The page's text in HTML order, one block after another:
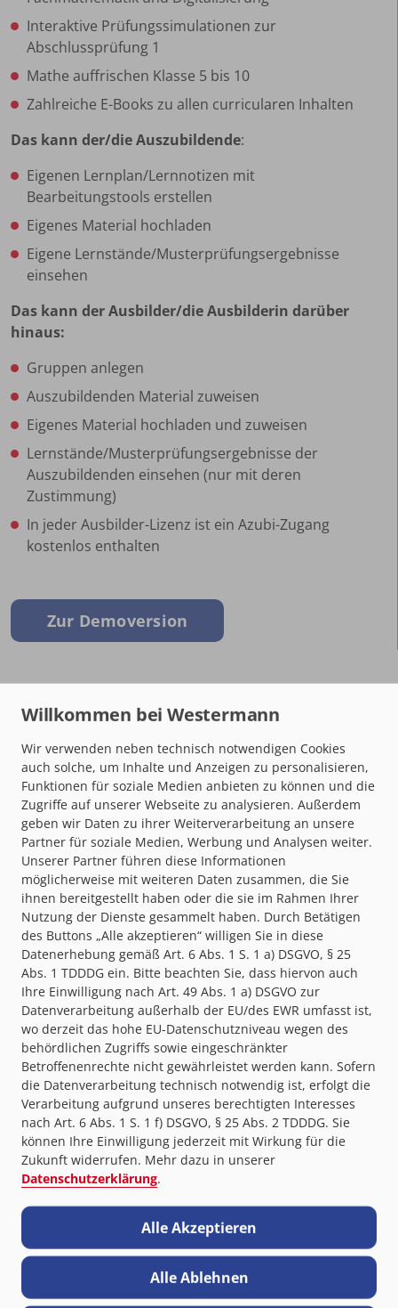
Interaktive Prüfungssimulationen zur
Abschlussprüfung 1
Mathe auffrischen Klasse 5 bis 10
Zahlreiche E-Books zu allen curricularen Inhalten
Das kann der/die Auszubildende:
Eigenen Lernplan/Lernnotizen mit
Bearbeitungstools erstellen
Eigenes Material hochladen
Eigene Lernstände/Musterprüfungsergebnisse
einsehen
Das kann der Ausbilder/die Ausbilderin darüber
hinaus:
Gruppen anlegen
Auszubildenden Material zuweisen
Eigenes Material hochladen und zuweisen
Lernstände/Musterprüfungsergebnisse der
Auszubildenden einsehen (nur mit deren
Zustimmung)
In jeder Ausbilder-Lizenz ist ein Azubi-Zugang
kostenlos enthalten
Zur Demoversion
Das digitale
Ausbildungspaket
Grundbildung:
Industriemechaniker/-in
Jahreslizenz(en)
99€ pro Person und Jahr
In den Warenkorb legen
Zum Kauf wird ein Westermann-Konto benötigt, das Sie im
Kaufprozess anlegen können.
Mögliche Zahlungsarten:
Rechnung
PayPal
Kreditkarte
Bankeinzug
Themen im Ausbildungspaket
Industriemechaniker/in
Wir verwenden neben technisch notwendigen Cookies
auch solche, um Inhalte und Anzeigen zu personalisieren,
Funktionen für soziale Medien anbieten zu können und die
Zugriffe auf unserer Webseite zu analysieren. Außerdem
geben wir Daten zu ihrer Weiterverarbeitung an unsere
Partner für soziale Medien, Werbung und Analysen weiter.
Unserer Partner führen diese Informationen
möglicherweise mit weiteren Daten zusammen, die Sie
ihnen bereitgestellt haben oder die sie im Rahmen Ihrer
Nutzung der Dienste gesammelt haben. Durch Betätigen
des Buttons „Alle akzeptieren“ willigen Sie in diese
Datenerhebung gemäß Art. 6 Abs. 1 S. 1 a) DSGVO, § 25
Abs. 1 TDDDG ein. Bitte beachten Sie, dass hiervon auch
Ihre Einwilligung nach Art. 49 Abs. 1 a) DSGVO zur
Datenverarbeitung außerhalb der EU/des EWR umfasst ist,
wo derzeit das hohe EU-Datenschutzniveau wegen des
behördlichen Zugriffs sowie eingeschränkter
Betroffenenrechte nicht gewährleistet werden kann. Sofern
die Datenverarbeitung technisch notwendig ist, erfolgt die
Verarbeitung aufgrund unseres berechtigten Interesses
nach Art. 6 Abs. 1 S. 1 f) DSGVO, § 25 Abs. 2 TDDDG. Sie
können Ihre Einwilligung jederzeit mit Wirkung für die
Zukunft widerrufen. Mehr dazu in unserer
Datenschutzerklärung.
Alle Ablehnen
Alle Akzeptieren